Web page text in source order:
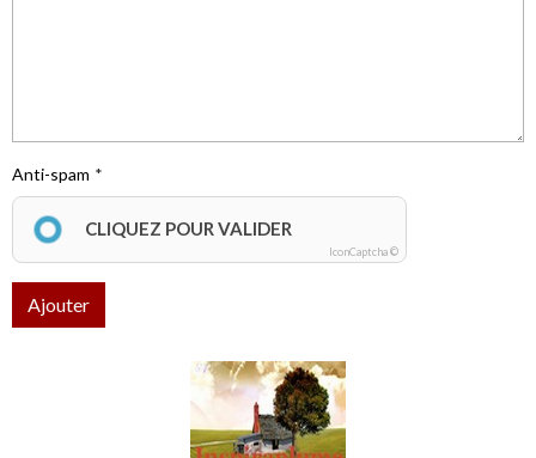
Anti-spam
CLIQUEZ POUR VALIDER
IconCaptcha ©
Ajouter